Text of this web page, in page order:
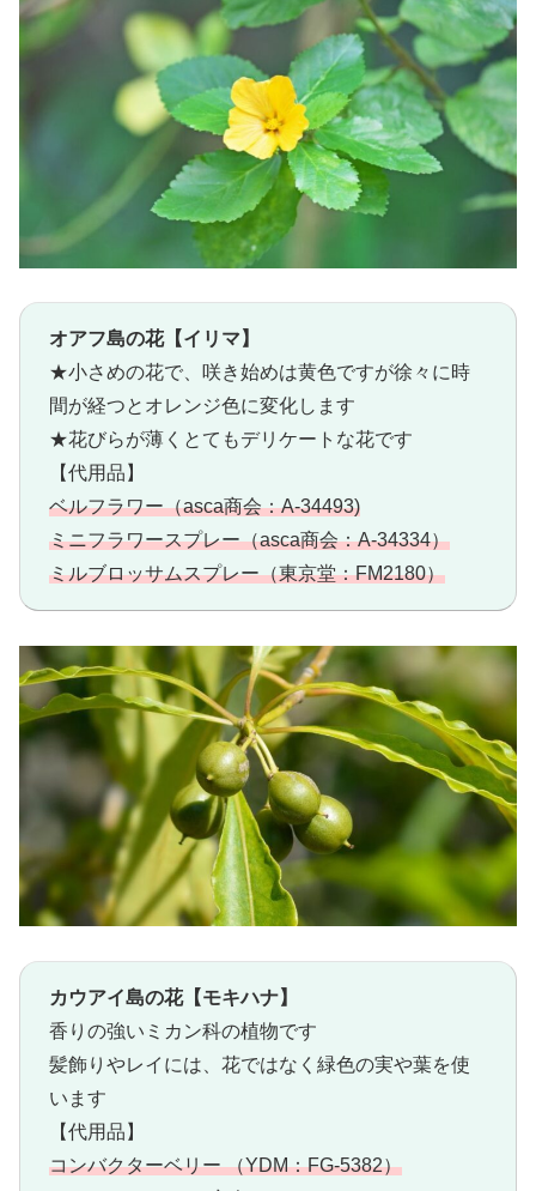
オアフ島の花【イリマ】
★小さめの花で、咲き始めは黄色ですが徐々に時
間が経つとオレンジ色に変化します
★花びらが薄くとてもデリケートな花です
【代用品】
ベルフラワー（asca商会：A-34493)
ミニフラワースプレー（asca商会：A-34334）
ミルブロッサムスプレー（東京堂：FM2180）
カウアイ島の花【モキハナ】
香りの強いミカン科の植物です
髪飾りやレイには、花ではなく緑色の実や葉を使
います
【代用品】
コンバクターベリー （YDM：FG-5382）